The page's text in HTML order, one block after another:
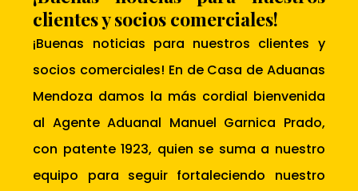
clientes y socios comerciales!
¡Buenas noticias para nuestros clientes y
socios comerciales! En de Casa de Aduanas
Mendoza damos la más cordial bienvenida
al Agente Aduanal Manuel Garnica Prado,
con patente 1923, quien se suma a nuestro
equipo para seguir fortaleciendo nuestro